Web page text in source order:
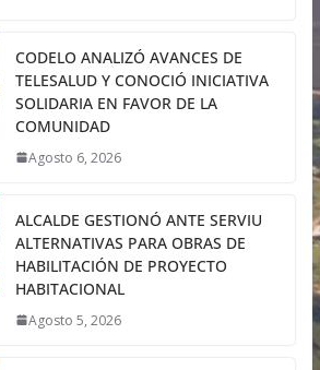
CODELO ANALIZÓ AVANCES DE
TELESALUD Y CONOCIÓ INICIATIVA
SOLIDARIA EN FAVOR DE LA
COMUNIDAD
Agosto 6, 2026
ALCALDE GESTIONÓ ANTE SERVIU
ALTERNATIVAS PARA OBRAS DE
HABILITACIÓN DE PROYECTO
HABITACIONAL
Agosto 5, 2026